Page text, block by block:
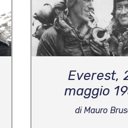
Everest,
maggio
di Mauro